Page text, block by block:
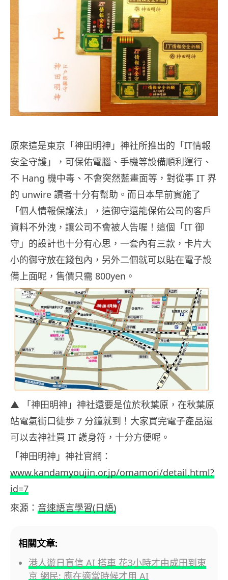
原來這是東京「神田明神」神社所推出的「IT情報
安全守護」，可保佑電腦、手機等設備順利運行、
不 Hang 機中毒、不會突然藍畫面等，對從事 IT 界
的 unwire 讀者十分有幫助。而日本早前實施了
「個人情報保護法」，這御守還能保佑公司的客戶
資料不外洩，讓公司不會被人告喔！這個「IT 御
守」的設計也十分有心思，一套內有三款，卡片大
小的御守放在錢包內，另外二個就可以貼在電子設
備上面呢，售價只需 800yen。
▲ 「神田明神」神社還要是位於秋葉原，在秋葉原
站電氣街口徒歩 7 分鐘就到！大家買完電子產品還
可以去神社買 IT 護身符，十分方便呢。
「神田明神」神社官網：
www.kandamyoujin.or.jp/omamori/detail.html?
id=7
來源： 音速語言學習(日語)
相關文章:
港人遊日盲信 AI 搭車 花3小時才由成田到東
京 網民: 應在適當時候才用 AI